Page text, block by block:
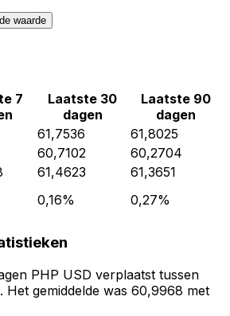
waarde
7
Laatste 30
dagen
Laatste 90
dagen
61,7536
61,8025
60,7102
60,2704
61,4623
61,3651
0,16% 0,27%
PHP USD verplaatst tussen
Het gemiddelde was 60,9968 met